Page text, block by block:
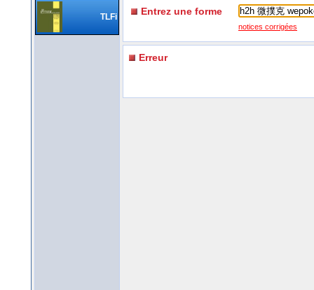
TLFi Entrez une forme
notices corrigées
Erreur